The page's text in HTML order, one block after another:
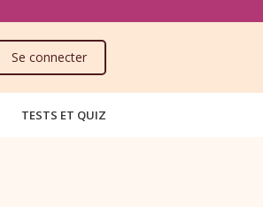
Se connecter
TESTS ET QUIZ